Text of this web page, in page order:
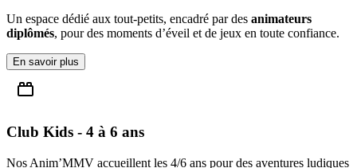
Un espace dédié aux tout-petits, encadré par des animateurs
diplômés, pour des moments d’éveil et de jeux en toute confiance.
En savoir plus
Club Kids - 4 à 6 ans
Nos Anim’MMV accueillent les 4/6 ans pour des aventures ludiques